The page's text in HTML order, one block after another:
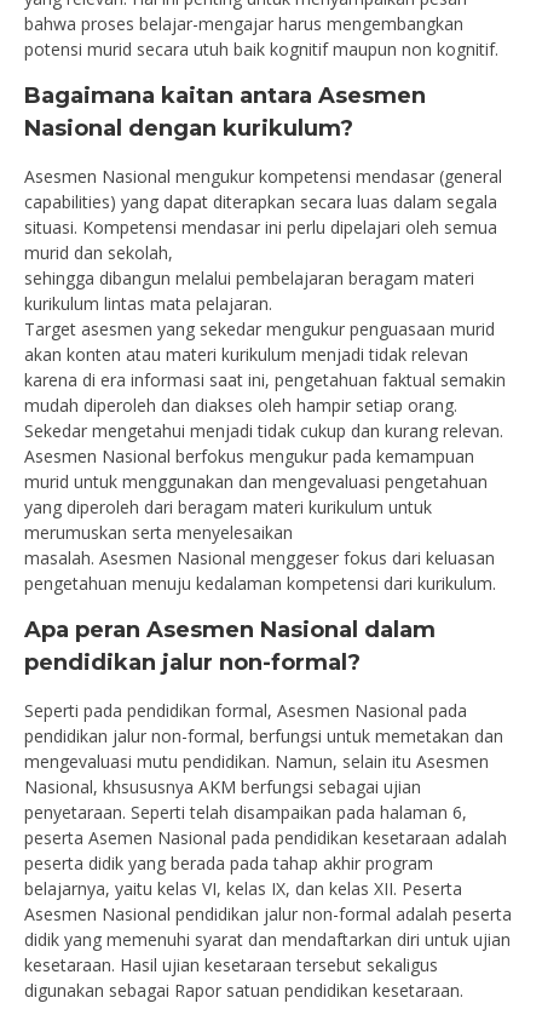
bahwa proses belajar-mengajar harus mengembangkan
potensi murid secara utuh baik kognitif maupun non kognitif.
Bagaimana kaitan antara Asesmen
Nasional dengan kurikulum?
Asesmen Nasional mengukur kompetensi mendasar (general
capabilities) yang dapat diterapkan secara luas dalam segala
situasi. Kompetensi mendasar ini perlu dipelajari oleh semua
murid dan sekolah,
sehingga dibangun melalui pembelajaran beragam materi
kurikulum lintas mata pelajaran.
Target asesmen yang sekedar mengukur penguasaan murid
akan konten atau materi kurikulum menjadi tidak relevan
karena di era informasi saat ini, pengetahuan faktual semakin
mudah diperoleh dan diakses oleh hampir setiap orang.
Sekedar mengetahui menjadi tidak cukup dan kurang relevan.
Asesmen Nasional berfokus mengukur pada kemampuan
murid untuk menggunakan dan mengevaluasi pengetahuan
yang diperoleh dari beragam materi kurikulum untuk
merumuskan serta menyelesaikan
masalah. Asesmen Nasional menggeser fokus dari keluasan
pengetahuan menuju kedalaman kompetensi dari kurikulum.
Apa peran Asesmen Nasional dalam
pendidikan jalur non-formal?
Seperti pada pendidikan formal, Asesmen Nasional pada
pendidikan jalur non-formal, berfungsi untuk memetakan dan
mengevaluasi mutu pendidikan. Namun, selain itu Asesmen
Nasional, khsususnya AKM berfungsi sebagai ujian
penyetaraan. Seperti telah disampaikan pada halaman 6,
peserta Asemen Nasional pada pendidikan kesetaraan adalah
peserta didik yang berada pada tahap akhir program
belajarnya, yaitu kelas VI, kelas IX, dan kelas XII. Peserta
Asesmen Nasional pendidikan jalur non-formal adalah peserta
didik yang memenuhi syarat dan mendaftarkan diri untuk ujian
kesetaraan. Hasil ujian kesetaraan tersebut sekaligus
digunakan sebagai Rapor satuan pendidikan kesetaraan.